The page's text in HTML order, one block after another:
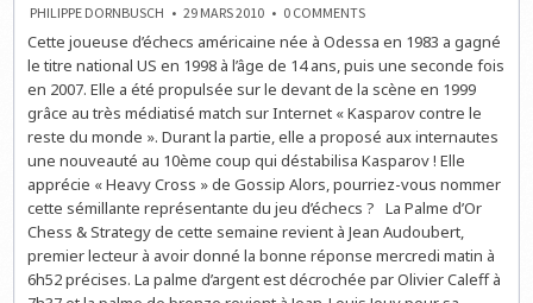
PHILIPPE DORNBUSCH 29 MARS 2010 0 COMMENTSON
&
:
LA
RÉPONSE
AU
QUIZ
HEBDO
Cette joueuse d’échecs américaine née à Odessa en 1983 a gagné
le titre national US en 1998 à l’âge de 14 ans, puis une seconde fois
en 2007. Elle a été propulsée sur le devant de la scène en 1999
grâce au très médiatisé match sur Internet « Kasparov contre le
reste du monde ». Durant la partie, elle a proposé aux internautes
une nouveauté au 10ème coup qui déstabilisa Kasparov ! Elle
apprécie « Heavy Cross » de Gossip Alors, pourriez-vous nommer
cette sémillante représentante du jeu d’échecs ? La Palme d’Or
Chess & Strategy de cette semaine revient à Jean Audoubert,
premier lecteur à avoir donné la bonne réponse mercredi matin à
6h52 précises. La palme d’argent est décrochée par Olivier Caleff à